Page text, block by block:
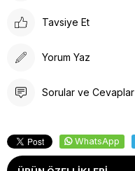
Tavsiye Et
Yorum Yaz
Sorular ve Cevaplar
WhatsApp